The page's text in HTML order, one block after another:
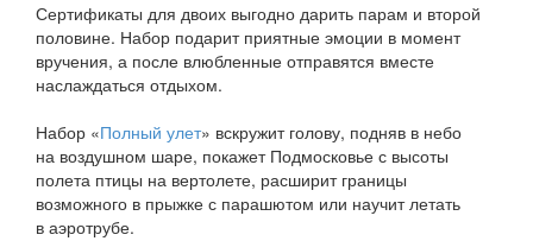
Сертификаты для двоих выгодно дарить парам и второй
половине. Набор подарит приятные эмоции в момент
вручения, а после влюбленные отправятся вместе
наслаждаться отдыхом.
Набор «Полный улет» вскружит голову, подняв в небо
на воздушном шаре, покажет Подмосковье с высоты
полета птицы на вертолете, расширит границы
возможного в прыжке с парашютом или научит летать
в аэротрубе.